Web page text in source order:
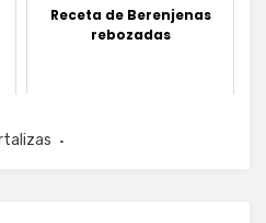
Receta de Berenjenas
rebozadas